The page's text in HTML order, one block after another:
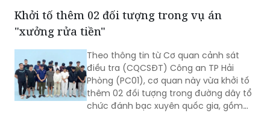
Theo thông tin từ Cơ quan cảnh sát
điều tra (CQCSĐT) Công an TP Hải
Phòng (PC01), cơ quan này vừa khởi tố
thêm 02 đối tượng trong đường dây tổ
chức đánh bạc xuyên quốc gia, gồm
Nguyễn An Huy (SN 2005), trú tại
phường Hạc Thành, tỉnh Thanh Hoá và
đối tượng Hoàng Xuân Đức (SN 2003),
Đất thải từ khu tái định cư Tây Bắc được 2 xe